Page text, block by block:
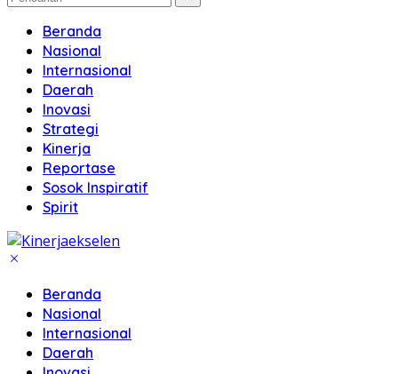
Beranda
Nasional
Internasional
Daerah
Inovasi
Strategi
Kinerja
Reportase
Sosok Inspiratif
Spirit
Beranda
Nasional
Internasional
Daerah